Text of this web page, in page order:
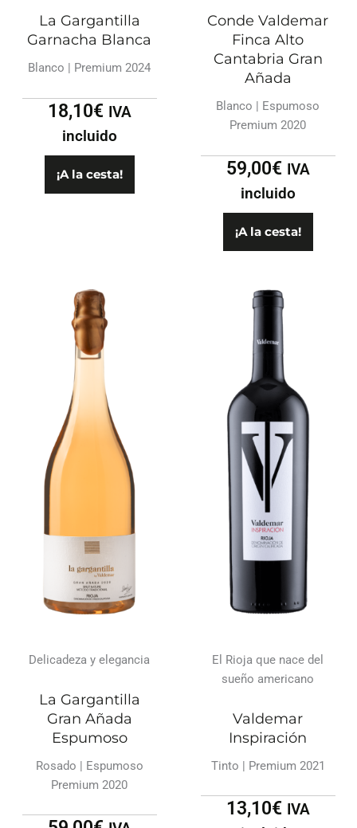
La Gargantilla
Garnacha Blanca
Blanco | Premium 2024
18,10€ IVA
incluido
¡A la cesta!
Conde Valdemar
Finca Alto
Cantabria Gran
Añada
Blanco | Espumoso
Premium 2020
59,00€ IVA
incluido
¡A la cesta!
Delicadeza y elegancia
La Gargantilla
Gran Añada
Espumoso
Rosado | Espumoso
Premium 2020
El Rioja que nace del
sueño americano
Valdemar
Inspiración
Tinto | Premium 2021
13,10€ IVA